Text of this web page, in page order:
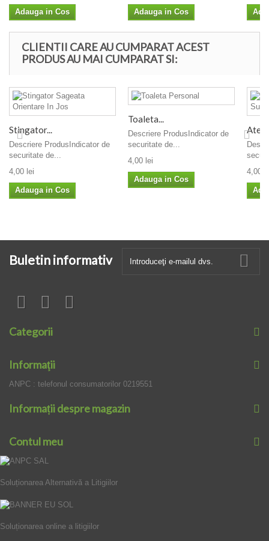
Adauga in Cos Adauga in Cos
CLIENTII CARE AU CUMPARAT ACEST
PRODUS AU MAI CUMPARAT SI:
Stingator...
Descriere ProdusIndicator de
securitate de...
4,00 lei
Adauga in Cos
Toaleta...
Descriere ProdusIndicator de
securitate de...
4,00 lei
Adauga in Cos
4,00
Buletin informativ
Categorii
Informaţii
ANPC : telefonul consumatorilor 0219551
Informații despre magazin
Contul meu
Soluționarea Alternativă a Litigiilor
Soluționarea online a litigiilor